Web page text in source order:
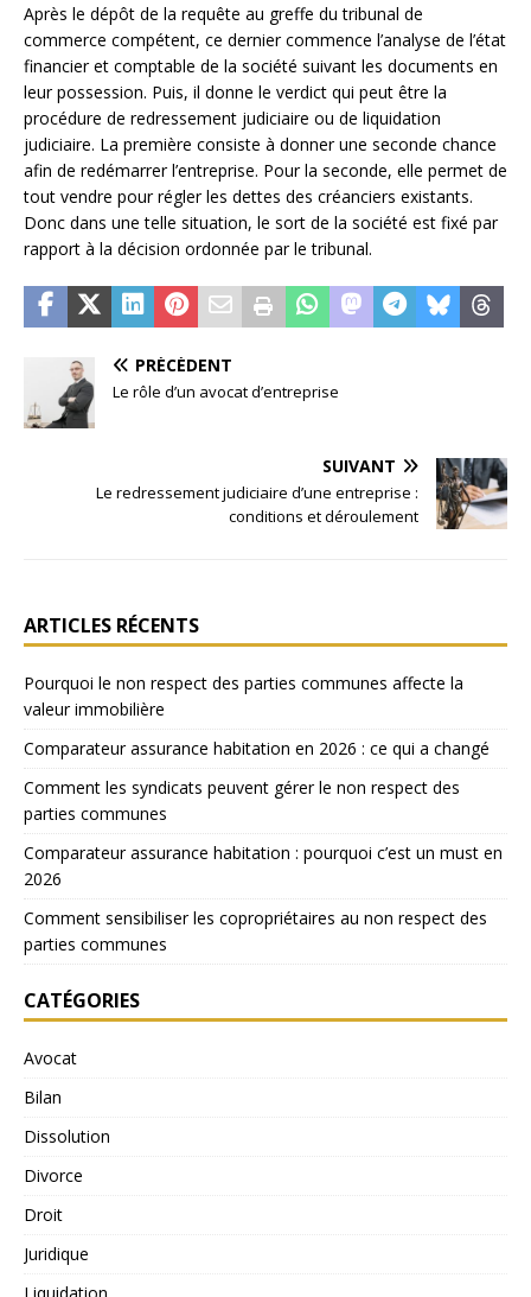
Après le dépôt de la requête au greffe du tribunal de
commerce compétent, ce dernier commence l’analyse de l’état
financier et comptable de la société suivant les documents en
leur possession. Puis, il donne le verdict qui peut être la
procédure de redressement judiciaire ou de liquidation
judiciaire. La première consiste à donner une seconde chance
afin de redémarrer l’entreprise. Pour la seconde, elle permet de
tout vendre pour régler les dettes des créanciers existants.
Donc dans une telle situation, le sort de la société est fixé par
rapport à la décision ordonnée par le tribunal.
PRÉCÉDENT
Le rôle d’un avocat d’entreprise
SUIVANT
Le redressement judiciaire d’une entreprise :
conditions et déroulement
ARTICLES RÉCENTS
Pourquoi le non respect des parties communes affecte la
valeur immobilière
Comparateur assurance habitation en 2026 : ce qui a changé
Comment les syndicats peuvent gérer le non respect des
parties communes
Comparateur assurance habitation : pourquoi c’est un must en
2026
Comment sensibiliser les copropriétaires au non respect des
parties communes
CATÉGORIES
Avocat
Bilan
Dissolution
Divorce
Droit
Juridique